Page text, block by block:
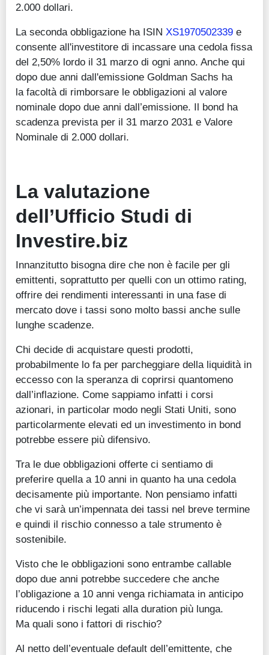
2.000 dollari.
La seconda obbligazione ha ISIN XS1970502339 e
consente all'investitore di incassare una cedola fissa
del 2,50% lordo il 31 marzo di ogni anno. Anche qui
dopo due anni dall'emissione Goldman Sachs ha
la facoltà di rimborsare le obbligazioni al valore
nominale dopo due anni dall’emissione. Il bond ha
scadenza prevista per il 31 marzo 2031 e Valore
Nominale di 2.000 dollari.
La valutazione
dell’Ufficio Studi di
Investire.biz
Innanzitutto bisogna dire che non è facile per gli
emittenti, soprattutto per quelli con un ottimo rating,
offrire dei rendimenti interessanti in una fase di
mercato dove i tassi sono molto bassi anche sulle
lunghe scadenze.
Chi decide di acquistare questi prodotti,
probabilmente lo fa per parcheggiare della liquidità in
eccesso con la speranza di coprirsi quantomeno
dall’inflazione. Come sappiamo infatti i corsi
azionari, in particolar modo negli Stati Uniti, sono
particolarmente elevati ed un investimento in bond
potrebbe essere più difensivo.
Tra le due obbligazioni offerte ci sentiamo di
preferire quella a 10 anni in quanto ha una cedola
decisamente più importante. Non pensiamo infatti
che vi sarà un’impennata dei tassi nel breve termine
e quindi il rischio connesso a tale strumento è
sostenibile.
Visto che le obbligazioni sono entrambe callable
dopo due anni potrebbe succedere che anche
l’obligazione a 10 anni venga richiamata in anticipo
riducendo i rischi legati alla duration più lunga.
Ma quali sono i fattori di rischio?
Al netto dell’eventuale default dell’emittente, che